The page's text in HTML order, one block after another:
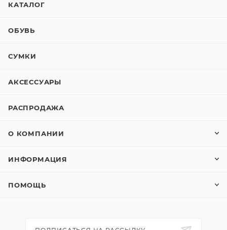
КАТАЛОГ
ОБУВЬ
СУМКИ
АКСЕССУАРЫ
РАСПРОДАЖА
О КОМПАНИИ
ИНФОРМАЦИЯ
ПОМОЩЬ